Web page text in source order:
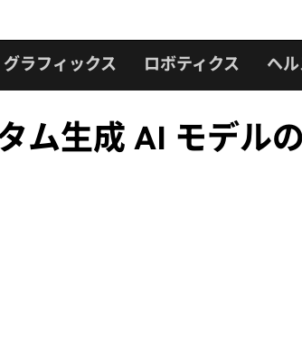
ラフィックス ロボティクス ヘ
ム生成 AI モデル